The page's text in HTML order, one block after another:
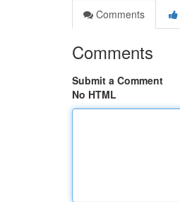
Comments
Comments
Submit a Comment
No HTML